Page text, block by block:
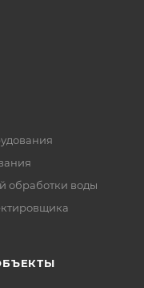
обработки воды